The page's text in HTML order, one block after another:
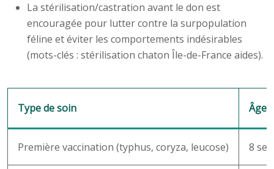
La stérilisation/castration avant le don est
encouragée pour lutter contre la surpopulation
féline et éviter les comportements indésirables
(mots-clés : stérilisation chaton Île-de-France aides).
Type de soin Âge
Première vaccination (typhus, coryza, leucose) 8